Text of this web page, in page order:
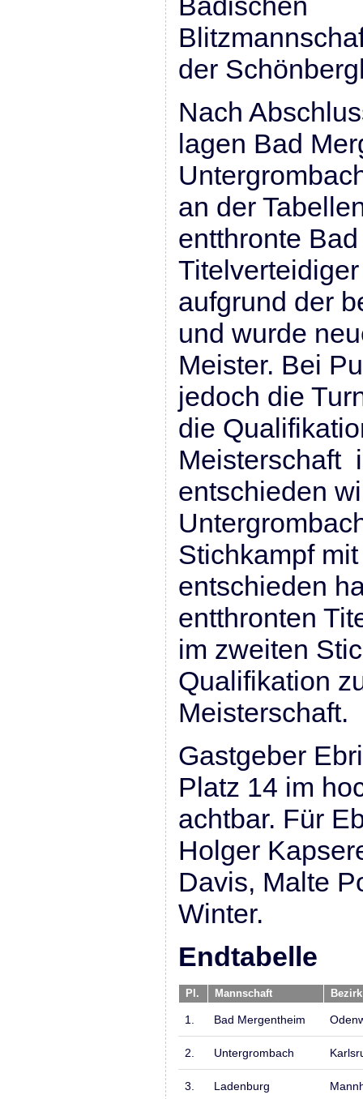
der
Nach
lagen Bad
an der
entthronte
aufgrund der
und wurde
Meister. Bei
jedoch die
die
Meisterschaft
entschieden
Stichkampf
entschieden
entthronten
im zweiten
Qualifikation
Meisterschaft.
Gastgeber
Platz 14 im
achtbar. Für
Holger
Davis, Malte
Winter.
Endtabelle
Pl. Mannschaft Bezirk
1. Bad Mergentheim
2. Untergrombach
3. Ladenburg